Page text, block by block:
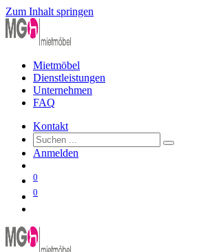
Zum Inhalt springen
Mietmöbel
Dienstleistungen
Unternehmen
FAQ
Kontakt
Anmelden
0
0